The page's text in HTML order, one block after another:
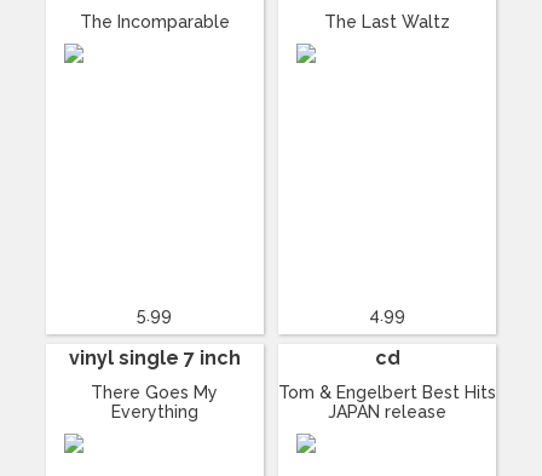
The Incomparable
5.99
The Last Waltz
4.99
vinyl single 7 inch
There Goes My
Everything
cd
Tom & Engelbert Best Hits
JAPAN release